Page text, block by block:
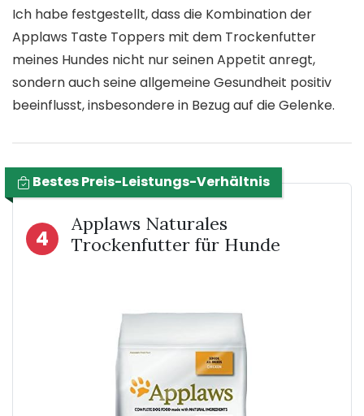
Ich habe festgestellt, dass die Kombination der
Applaws Taste Toppers mit dem Trockenfutter
meines Hundes nicht nur seinen Appetit anregt,
sondern auch seine allgemeine Gesundheit positiv
beeinflusst, insbesondere in Bezug auf die Gelenke.
Bestes Preis-Leistungs-Verhältnis
4
Applaws Naturales
Trockenfutter für Hunde